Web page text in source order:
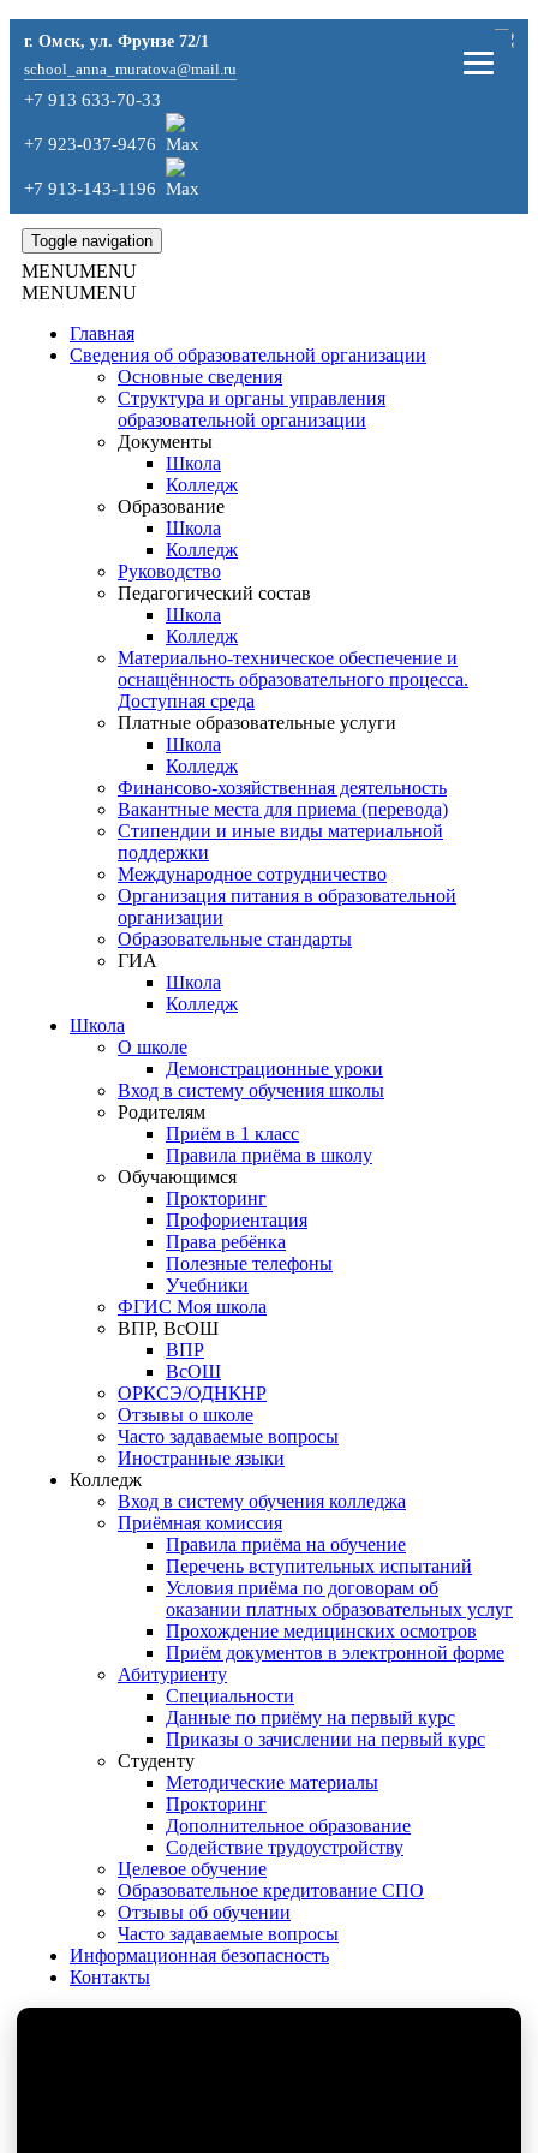
г. Омск, ул. Фрунзе 72/1
school_anna_muratova@mail.ru
+7 913 633-70-33
+7 923-037-9476
+7 913-143-1196
Toggle navigation
MENUMENU
MENUMENU
Главная
Сведения об образовательной организации
Основные сведения
Структура и органы управления
образовательной организации
Документы
Школа
Колледж
Образование
Школа
Колледж
Руководство
Педагогический состав
Школа
Колледж
Материально-техническое обеспечение и
оснащённость образовательного процесса.
Доступная среда
Платные образовательные услуги
Школа
Колледж
Финансово-хозяйственная деятельность
Вакантные места для приема (перевода)
Стипендии и иные виды материальной
поддержки
Международное сотрудничество
Организация питания в образовательной
организации
Образовательные стандарты
ГИА
Школа
Колледж
Школа
О школе
Демонстрационные уроки
Вход в систему обучения школы
Родителям
Приём в 1 класс
Правила приёма в школу
Обучающимся
Прокторинг
Профориентация
Права ребёнка
Полезные телефоны
Учебники
ФГИС Моя школа
ВПР, ВсОШ
ВПР
ВсОШ
ОРКСЭ/ОДНКНР
Отзывы о школе
Часто задаваемые вопросы
Иностранные языки
Колледж
Вход в систему обучения колледжа
Приёмная комиссия
Правила приёма на обучение
Перечень вступительных испытаний
Условия приёма по договорам об
оказании платных образовательных услуг
Прохождение медицинских осмотров
Приём документов в электронной форме
Абитуриенту
Специальности
Данные по приёму на первый курс
Приказы о зачислении на первый курс
Студенту
Методические материалы
Прокторинг
Дополнительное образование
Содействие трудоустройству
Целевое обучение
Образовательное кредитование СПО
Отзывы об обучении
Часто задаваемые вопросы
Информационная безопасность
Контакты